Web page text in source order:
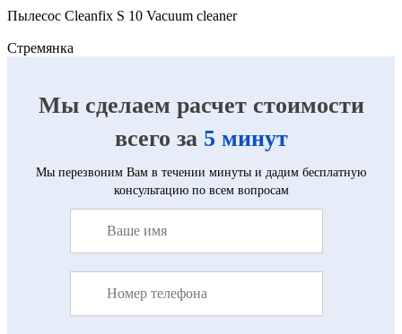
Пылесос Cleanfix S 10 Vacuum cleaner
Cтремянка
Мы сделаем расчет стоимости
всего за 5 минут
Мы перезвоним Вам в течении минуты и дадим бесплатную
консультацию по всем вопросам